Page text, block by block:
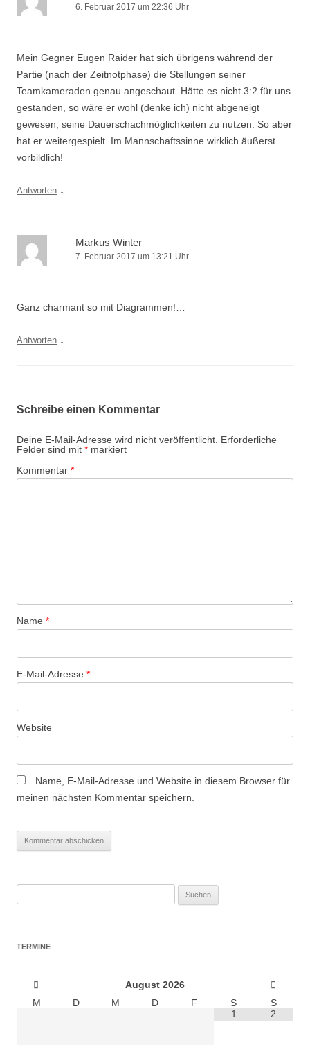
6. Februar 2017 um 22:36 Uhr
Mein Gegner Eugen Raider hat sich übrigens während der
Partie (nach der Zeitnotphase) die Stellungen seiner
Teamkameraden genau angeschaut. Hätte es nicht 3:2 für uns
gestanden, so wäre er wohl (denke ich) nicht abgeneigt
gewesen, seine Dauerschachmöglichkeiten zu nutzen. So aber
hat er weitergespielt. Im Mannschaftssinne wirklich äußerst
vorbildlich!
Antworten ↓
Markus Winter
7. Februar 2017 um 13:21 Uhr
Ganz charmant so mit Diagrammen!…
Antworten ↓
Schreibe einen Kommentar
Deine E-Mail-Adresse wird nicht veröffentlicht. Erforderliche
Felder sind mit * markiert
Kommentar *
Name *
E-Mail-Adresse *
Website
Name, E-Mail-Adresse und Website in diesem Browser für
meinen nächsten Kommentar speichern.
TERMINE
August 2026
M
D M D F S
S
1
2